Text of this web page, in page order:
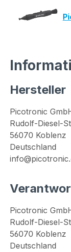
Hersteller
Picotronic
Rudolf-Diesel-
56070 Koblenz
Deutschland
Picotronic
Rudolf-Diesel-
56070 Koblenz
Deutschland